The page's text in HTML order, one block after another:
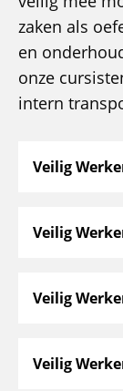
zaken als
en
onze
intern
Veilig
Veilig
Veilig
Veilig